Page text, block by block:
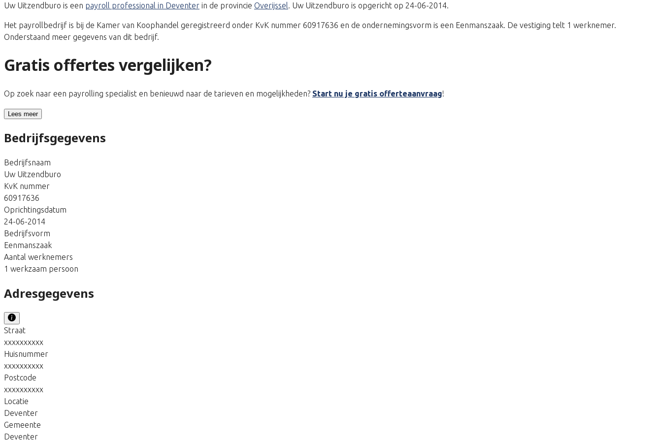
Uw Uitzendburo is een payroll professional in Deventer in de provincie Overijssel. Uw Uitzendburo is opgericht op 24-06-2014.
Het payrollbedrijf is bij de Kamer van Koophandel geregistreerd onder KvK nummer 60917636 en de ondernemingsvorm is een Eenmanszaak. De vestiging telt 1 werknemer.
Onderstaand meer gegevens van dit bedrijf.
Gratis offertes vergelijken?
Op zoek naar een payrolling specialist en benieuwd naar de tarieven en mogelijkheden? Start nu je gratis offerteaanvraag!
Lees meer
Bedrijfsgegevens
Bedrijfsnaam
Uw Uitzendburo
KvK nummer
60917636
Oprichtingsdatum
24-06-2014
Bedrijfsvorm
Eenmanszaak
Aantal werknemers
1 werkzaam persoon
Adresgegevens
Straat
xxxxxxxxxx
Huisnummer
xxxxxxxxxx
Postcode
xxxxxxxxxx
Locatie
Deventer
Gemeente
Deventer